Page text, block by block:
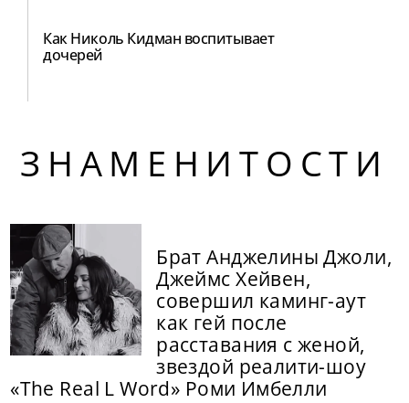
Как Николь Кидман воспитывает
дочерей
ЗНАМЕНИТОСТИ
Брат Анджелины Джоли,
Джеймс Хейвен,
совершил каминг-аут
как гей после
расставания с женой,
звездой реалити-шоу
«The Real L Word» Роми Имбелли